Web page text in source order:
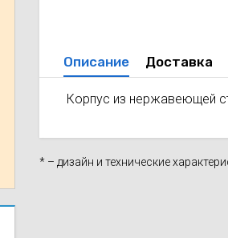
Описание Доставка
Корпус из нержавеющей
* – дизайн и технические
Wi-Fi модуля для кондиционеров